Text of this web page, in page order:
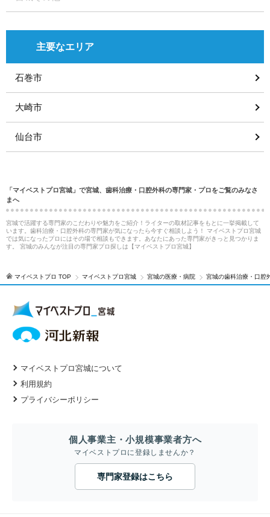
主要なエリア
石巻市
大崎市
仙台市
「マイベストプロ宮城」で宮城、歯科治療・口腔外科の専門家・プロをご覧のみなさ
まへ
宮城で活躍する専門家のこだわりや魅力をご紹介！ライターの取材記事をもとに一挙掲載して
います。歯科治療・口腔外科の専門家が気になったら今すぐ相談しよう！ マイベストプロ宮城
では気になったプロにはその場で相談もできます。あなたにあった専門家がきっと見つかりま
す。 宮城のみんなが注目の専門家プロ探しは【マイベストプロ宮城】
マイベストプロ TOP マイベストプロ宮城 宮城の医療・病院 宮城の歯科治療・口腔
マイベストプロ宮城について
利用規約
プライバシーポリシー
個人事業主・小規模事業者方へ
マイベストプロに登録しませんか？
専門家登録はこちら